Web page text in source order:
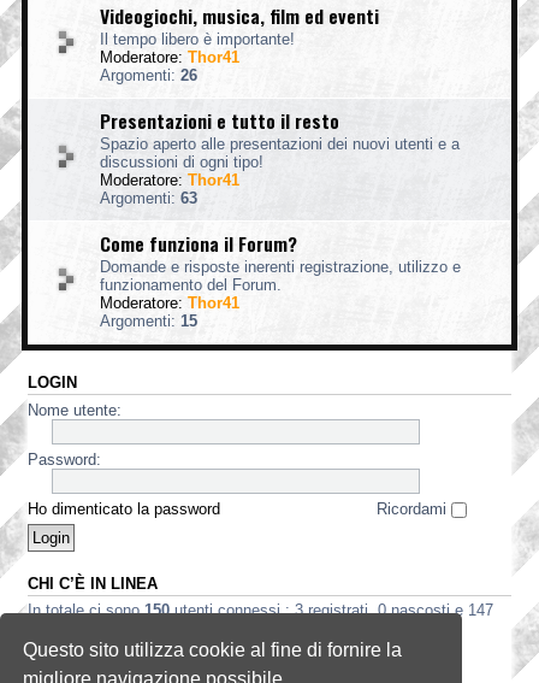
Questo sito utilizza cookie al fine di fornire la
migliore navigazione possibile
Videogiochi, musica, film ed eventi
Il tempo libero è importante!
Moderatore: Thor41
Argomenti: 26
Presentazioni e tutto il resto
Spazio aperto alle presentazioni dei nuovi utenti e a
discussioni di ogni tipo!
Moderatore: Thor41
Argomenti: 63
Come funziona il Forum?
Domande e risposte inerenti registrazione, utilizzo e
funzionamento del Forum.
Moderatore: Thor41
Argomenti: 15
LOGIN
Nome utente:
Password:
Ho dimenticato la password Ricordami
CHI C’È IN LINEA
In totale ci sono150utenti connessi : 3 registrati, 0 nascosti e 147
Record di utenti connessi:3535 registrato il 2 ago 2026, 5:56